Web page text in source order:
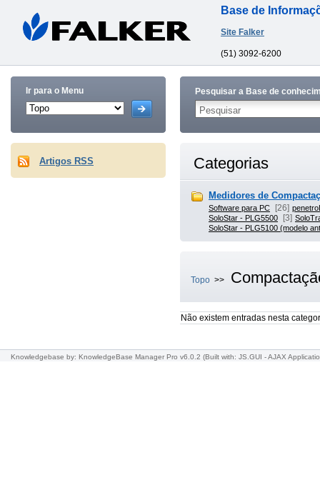
Base de
Site Falker
(51) 3092-6200
Ir para o Menu
Artigos RSS
Pesquisar a Base de
Categorias
Medidores de
Software para PC [26]
SoloStar - PLG5500
[3]
SoloStar - PLG5100 (modelo
Topo >>
Não existem entradas nesta
Knowledgebase by: KnowledgeBase Manager Pro v6.0.2 (Built with: JS.GUI -AJAX